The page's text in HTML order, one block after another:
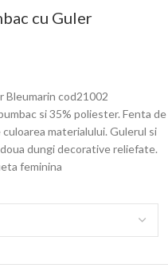
cu Guler
Bleumarin cod21002
si 35% poliester. Fenta de
materialului. Gulerul si
dungi decorative reliefate.
feminina